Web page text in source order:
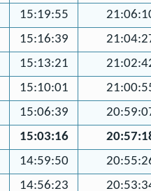
15:19:55
15:16:39
15:13:21
15:10:01
15:06:39
15:03:16
14:59:50
14:56:23